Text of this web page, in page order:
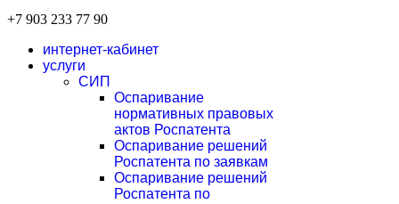
+7 903 233 77 90
интернет-кабинет
услуги
СИП
Оспаривание
нормативных правовых
актов Роспатента
Оспаривание решений
Роспатента по заявкам
Оспаривание решений
Роспатента по